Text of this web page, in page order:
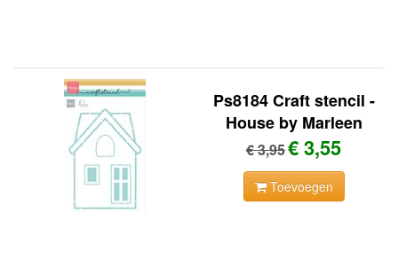
Ps8184 Craft stencil -
House by Marleen
€ 3,95€ 3,55
Toevoegen